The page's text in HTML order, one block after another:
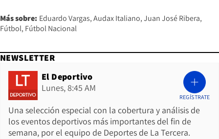
Más sobre: Eduardo Vargas Audax Italiano Juan José Ribera
Fútbol Fútbol Nacional
NEWSLETTER
El Deportivo
Lunes, 8:45 AM
Una selección especial con la cobertura y análisis de
los eventos deportivos más importantes del fin de
semana, por el equipo de Deportes de La Tercera.
REGÍSTRATE